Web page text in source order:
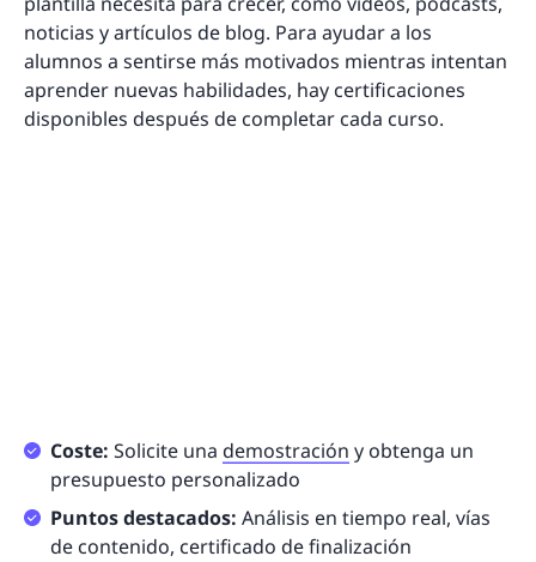
noticias y artículos de blog. Para ayudar a los
alumnos a sentirse más motivados mientras intentan
aprender nuevas habilidades, hay certificaciones
disponibles después de completar cada curso.
Coste: Solicite una demostración y obtenga un
presupuesto personalizado
Puntos destacados: Análisis en tiempo real, vías
de contenido, certificado de finalización